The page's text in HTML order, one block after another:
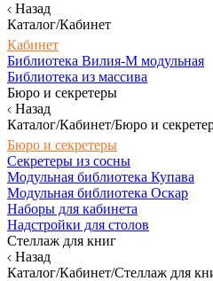
Назад
Каталог/Кабинет
Кабинет
Библиотека Вилия-М модульная
Библиотека из массива
Бюро и секретеры
Назад
Каталог/Кабинет/Бюро и
Бюро и секретеры
Секретеры из сосны
Модульная библиотека Купава
Модульная библиотека Оскар
Наборы для кабинета
Надстройки для столов
Стеллаж для книг
Назад
Каталог/Кабинет/Стеллаж для